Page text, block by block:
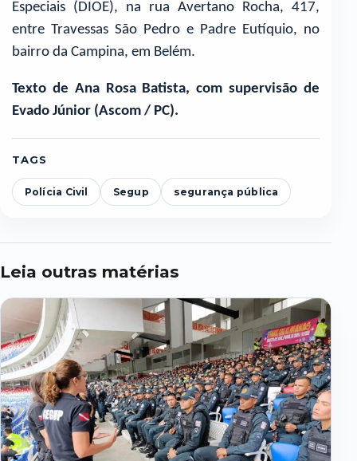
Especiais (DIOE), na rua Avertano Rocha, 417,
entre Travessas São Pedro e Padre Eutíquio, no
bairro da Campina, em Belém.
Texto de Ana Rosa Batista, com supervisão de
Evado Júnior (Ascom / PC).
TAGS
Polícia Civil Segup segurança pública
Leia outras matérias